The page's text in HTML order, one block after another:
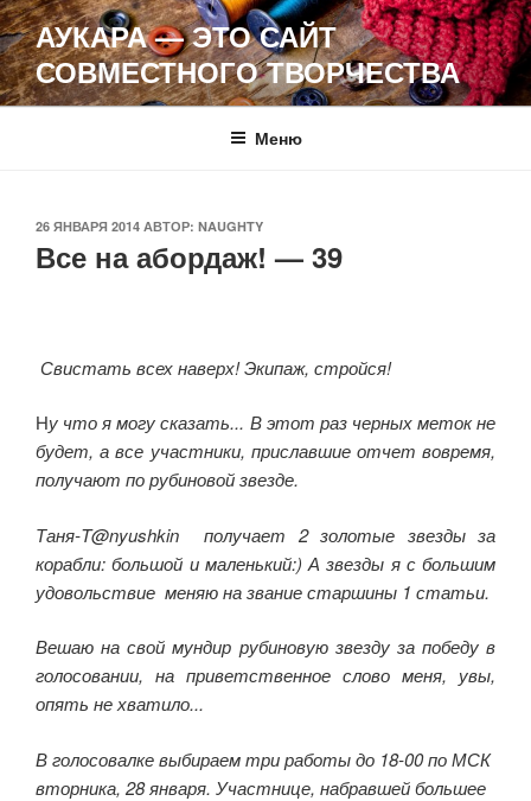
Перейти
к
содержимому
АУКАРА — ЭТО САЙТ
СОВМЕСТНОГО ТВОРЧЕСТВА
Меню
ОПУБЛИКОВАНО
26 ЯНВАРЯ 2014 АВТОР: NAUGHTY
Все на абордаж! — 39
Свистать всех наверх! Экипаж, стройся!
Ну что я могу сказать... В этот раз черных меток не
будет, а все участники, приславшие отчет вовремя,
получают по рубиновой звезде.
Таня-T@nyushkin получает 2 золотые звезды за
корабли: большой и маленький:) А звезды я с большим
удовольствие меняю на звание старшины 1 статьи.
Вешаю на свой мундир рубиновую звезду за победу в
голосовании, на приветственное слово меня, увы,
опять не хватило...
В голосовалке выбираем три работы до 18-00 по МСК
вторника, 28 января. Участнице, набравшей большее